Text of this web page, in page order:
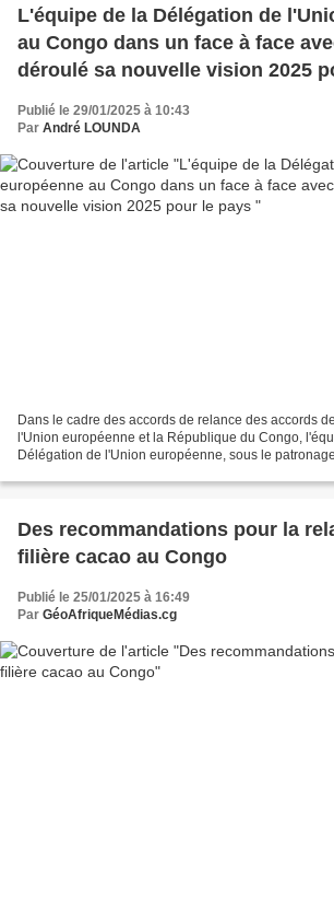
L'équipe de la Délégation de
au Congo dans un face à face
déroulé sa nouvelle vision 2025
Publié le 29/01/2025 à 10:43
Par André LOUNDA
Dans le cadre des accords de relance des accords
l'Union européenne et la République du Congo,
Délégation de l'Union européenne, sous le
Des recommandations pour la
filière cacao au Congo
Publié le 25/01/2025 à 16:49
Par GéoAfriqueMédias.cg